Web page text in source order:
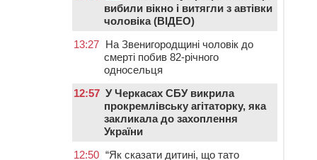
вибили вікно і витягли з автівки
чоловіка (ВІДЕО)
13:27 На Звенигородщині чоловік до
смерті побив 82-річного
односельця
12:57 У Черкасах СБУ викрила
прокремлівську агітаторку, яка
закликала до захоплення
України
12:50 “Як сказати дитині, що тато